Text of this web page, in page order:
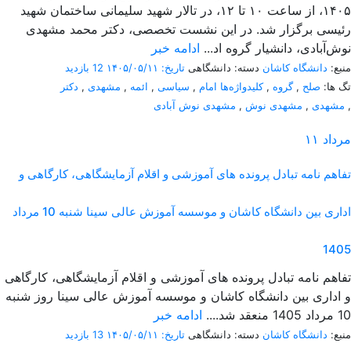
۱۴۰۵، از ساعت ۱۰ تا ۱۲، در تالار شهید سلیمانی ساختمان شهید
رئیسی برگزار شد. در این نشست تخصصی، دکتر محمد مشهدی
نوش‌آبادی، دانشیار گروه اد... ادامه خبر
منبع: دانشگاه کاشان دسته: دانشگاهی تاریخ: ۱۴۰۵/۰۵/۱۱
12 بازدید
تگ ها: صلح ,گروه ,کلیدواژه‌ها امام , سیاسی , ائمه , مشهدی , دکتر
مشهدی , مشهدی نوش , مشهدی نوش آبادی ,
۱۱ مرداد
تفاهم نامه تبادل پرونده‌ های آموزشی و اقلام آزمایشگاهی، کارگاهی و
اداری بین دانشگاه کاشان و موسسه آموزش عالی سینا شنبه 10 مرداد
1405
تفاهم نامه تبادل پرونده‌ های آموزشی و اقلام آزمایشگاهی، کارگاهی
و اداری بین دانشگاه کاشان و موسسه آموزش عالی سینا روز شنبه
10 مرداد 1405 منعقد شد....
ادامه خبر
منبع: دانشگاه کاشان دسته: دانشگاهی تاریخ: ۱۴۰۵/۰۵/۱۱ 13 بازدید